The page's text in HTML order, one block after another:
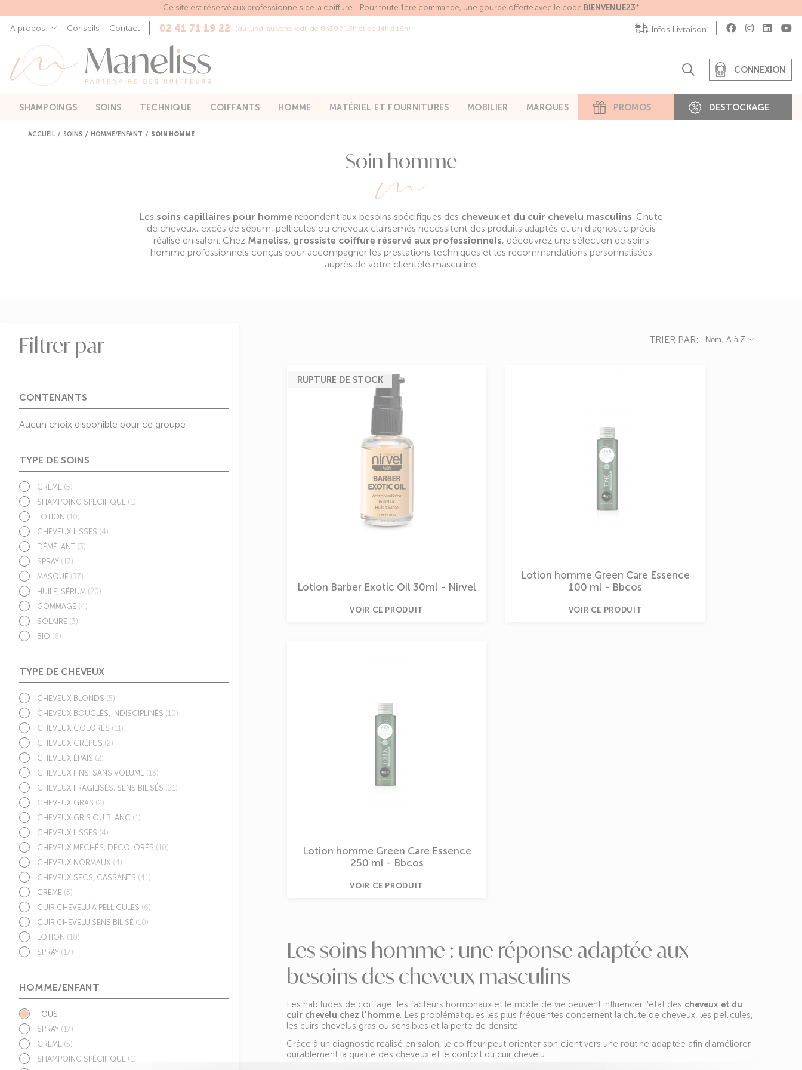
Ce site est réservé aux professionnels de la coiffure - Pour toute 1ère commande, une gourde offerte avec le code BIENVENUE23*
A propos Conseils Contact 02 41 71 19 22 (du lundi au vendredi, de 8h30 à 13h et de 14h à 18h)
SHAMPOINGS SOINS TECHNIQUE COIFFANTS HOMME MATÉRIEL ET FOURNITURES MOBILIER MARQUES PROMOS DESTOCKAGE
CONNEXION
Infos Livraison
ACCUEIL SOINS HOMME/ENFANT SOIN HOMME
Soin homme
Les soins capillaires pour homme répondent aux besoins spécifiques des cheveux et du cuir chevelu masculins. Chute
de cheveux, excès de sébum, pellicules ou cheveux clairsemés nécessitent des produits adaptés et un diagnostic précis
réalisé en salon. Chez Maneliss, grossiste coiffure réservé aux professionnels, découvrez une sélection de soins
homme professionnels conçus pour accompagner les prestations techniques et les recommandations personnalisées
auprès de votre clientèle masculine.
Filtrer par
CONTENANTS
Aucun choix disponible pour ce groupe
TYPE DE SOINS
CRÈME (5)
SHAMPOING SPÉCIFIQUE (1)
LOTION (10)
CHEVEUX LISSES (4)
DÉMÊLANT (3)
SPRAY (17)
MASQUE (37)
HUILE, SÉRUM (20)
GOMMAGE (4)
SOLAIRE (3)
BIO (6)
TYPE DE CHEVEUX
CHEVEUX BLONDS (5)
CHEVEUX BOUCLÉS, INDISCIPLINÉS (10)
CHEVEUX COLORÉS (11)
CHEVEUX CRÉPUS (2)
CHEVEUX ÉPAIS (2)
CHEVEUX FINS, SANS VOLUME (13)
CHEVEUX FRAGILISÉS, SENSIBILISÉS (21)
CHEVEUX GRAS (2)
CHEVEUX GRIS OU BLANC (1)
CHEVEUX LISSES (4)
CHEVEUX MÉCHÉS, DÉCOLORÉS (10)
CHEVEUX NORMAUX (4)
CHEVEUX SECS, CASSANTS (41)
CRÈME (5)
CUIR CHEVELU À PELLICULES (6)
CUIR CHEVELU SENSIBILISÉ (10)
LOTION (10)
SPRAY (17)
HOMME/ENFANT
TOUS
SPRAY (17)
CRÈME (5)
SHAMPOING SPÉCIFIQUE (1)
TRIER PAR: Nom, A à Z
RUPTURE DE STOCK
Lotion Barber Exotic Oil 30ml - Nirvel
VOIR CE PRODUIT
Lotion homme Green Care Essence
100 ml - Bbcos
VOIR CE PRODUIT
Lotion homme Green Care Essence
250 ml - Bbcos
VOIR CE PRODUIT
Les soins homme : une réponse adaptée aux
besoins des cheveux masculins
Les habitudes de coiffage, les facteurs hormonaux et le mode de vie peuvent influencer l'état des cheveux et du
cuir chevelu chez l'homme. Les problématiques les plus fréquentes concernent la chute de cheveux, les pellicules,
les cuirs chevelus gras ou sensibles et la perte de densité.
Grâce à un diagnostic réalisé en salon, le coiffeur peut orienter son client vers une routine adaptée afin d'améliorer
durablement la qualité des cheveux et le confort du cuir chevelu.